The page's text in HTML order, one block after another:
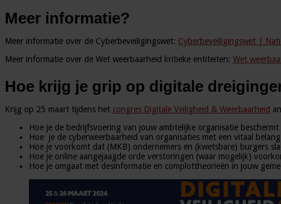
Meer informatie?
Meer informatie over de Cyberbeveiligingswet: Cyberbeveiligingswet |
Meer informatie over de Wet weerbaarheid kritieke entiteiten: Wet
Hoe krijg je grip op digitale
Krijg op 25 maart tijdens het congres Digitale Veiligheid & Weerbaarheid
Hoe je de bedrijfsvoering van jouw ambtelijke organisatie
Hoe je de cyberweerbaarheid van organisaties met een vitaal
Hoe je voorkomt dat (MKB) ondernemers en (kwetsbare) burgers
Hoe je online aangejaagde orde verstoringen (waar mogelijk)
Hoe je omgaat met desinformatie en complottheorieën in jouw